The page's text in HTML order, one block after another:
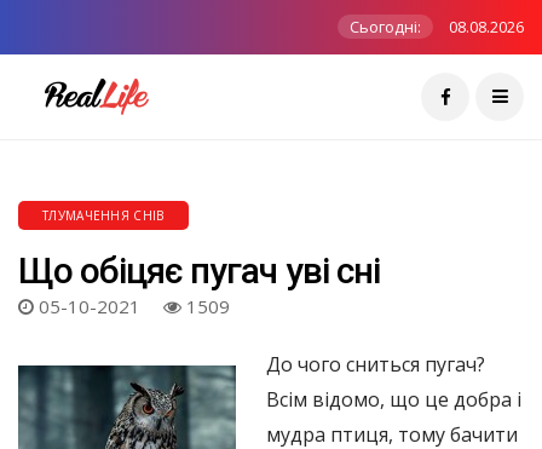
Сьогодні: 08.08.2026
ТЛУМАЧЕННЯ СНІВ
Що обіцяє пугач уві сні
05-10-2021 1509
До чого сниться пугач?
Всім відомо, що це добра і
мудра птиця, тому бачити